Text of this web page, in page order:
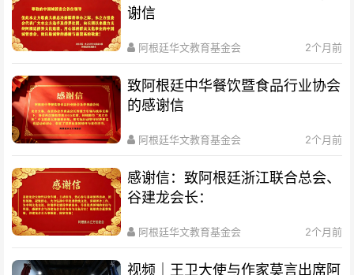
谢信
阿根廷华文教育基金会 2个月前
致阿根廷中华餐饮暨食品行业协会
的感谢信
阿根廷华文教育基金会 2个月前
感谢信：致阿根廷浙江联合总会、
谷建龙会长：
阿根廷华文教育基金会 2个月前
视频｜王卫大使与作家莫言出席阿